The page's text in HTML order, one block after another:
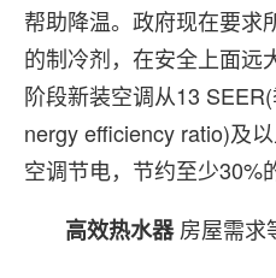
帮助降温。政府现在要求
的制冷剂，在安全上面远
阶段新装空调从13
nergy efficiency ratio)及
空调节电，节约至少30%
高效热水器房屋需求